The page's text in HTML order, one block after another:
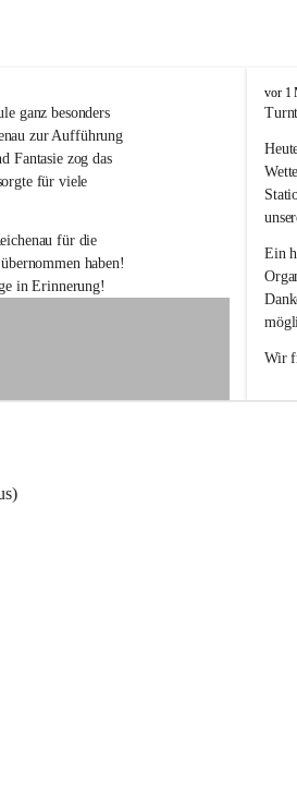
ganz besonders
zur Aufführung
Fantasie zog das
für viele
für die
haben!
in Erinnerung!
V
o
k
s
s
c
u
l
e
R
e
i
c
e
vor 1
Ein
Wir